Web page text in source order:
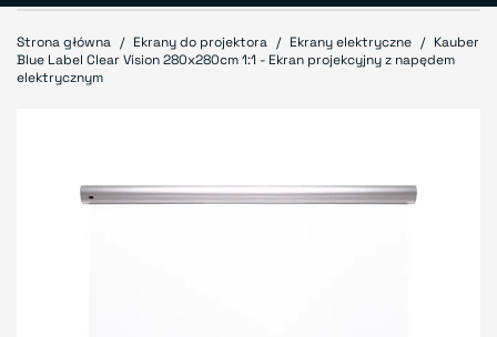
Strona główna Ekrany do projektora Ekrany elektryczne
Kauber
Blue Label Clear Vision 280x280cm 1:1 - Ekran projekcyjny z napędem
elektrycznym